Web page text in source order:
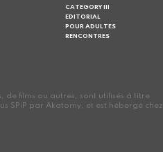
CATEGORY III
EDITORIAL
POUR ADULTES
RENCONTRES
films ou autres, sont utilisés à titre
SPiP par Akatomy, et est hébergé chez